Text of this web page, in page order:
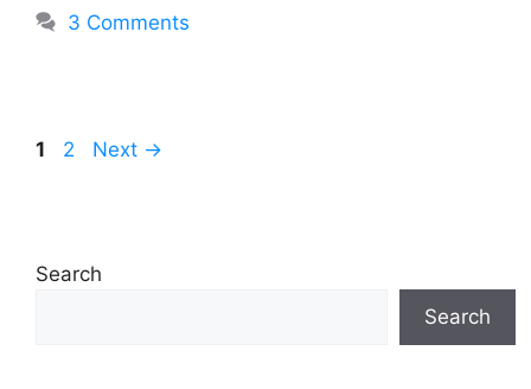
3 Comments
Page
1 Page
2 Next →
Search
Search